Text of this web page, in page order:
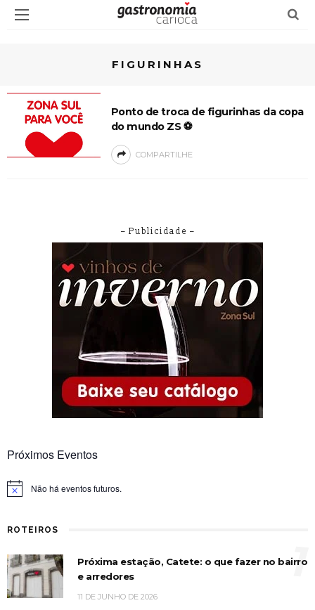
FIGURINHAS
Ponto de troca de figurinhas da copa
do mundo ZS ⚽
COMPARTILHE
– Publicidade –
Próximos Eventos
Notice Não há eventos futuros.
ROTEIROS
Próxima estação, Catete: o que fazer no bairro
e arredores
11 DE JUNHO DE 2026
1